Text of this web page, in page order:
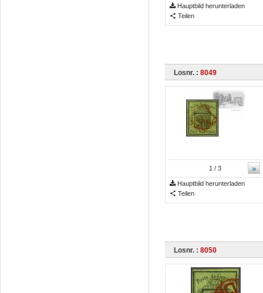
Hauptbild herunterladen
Teilen
Losnr. : 8049
»
1 / 3
Hauptbild herunterladen
Teilen
Losnr. : 8050